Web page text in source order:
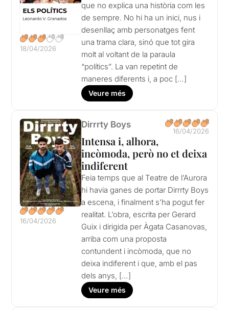
18/04/2026
que no explica una història com les
de sempre. No hi ha un inici, nus i
desenllaç amb personatges fent
una trama clara, sinó que tot gira
molt al voltant de la paraula
“polítics”. La van repetint de
maneres diferents i, a poc […]
Veure més
16/04/2026
Dirrrty Boys
16/04/2026
Intensa i, alhora,
incòmoda, però no et deixa
indiferent
Feia temps que al Teatre de l’Aurora
hi havia ganes de portar Dirrrty Boys
a escena, i finalment s’ha pogut fer
realitat. L’obra, escrita per Gerard
Guix i dirigida per Àgata Casanovas,
arriba com una proposta
contundent i incòmoda, que no
deixa indiferent i que, amb el pas
dels anys, […]
Veure més